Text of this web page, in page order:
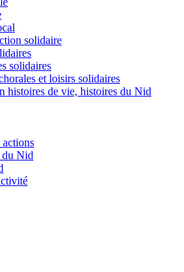
solidaire
solidaires
et loisirs solidaires
histoires de vie, histoires du Nid
du Nid